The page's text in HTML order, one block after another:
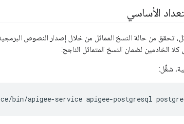
الأساسي
تحقق من حالة النسخ المماثل من خلال إصدار النصوص
كلا الخادمين لضمان النسخ المتماثل الناجح:
شغِّل:
bin/apigee-service apigee-postgresql